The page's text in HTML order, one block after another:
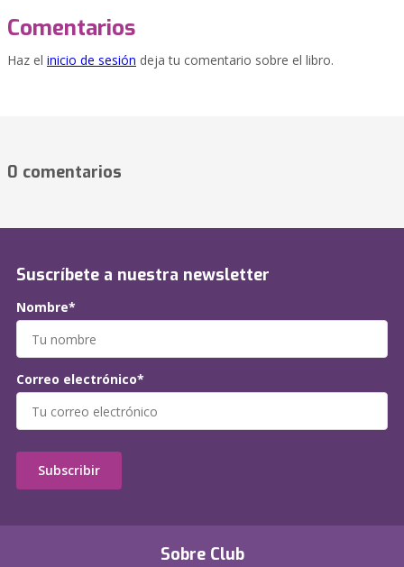
Comentarios
Haz el inicio de sesión deja tu comentario sobre el libro.
0 comentarios
Sobre Club
Suscríbete a nuestra newsletter
Nombre*
Correo electrónico*
Subscribir